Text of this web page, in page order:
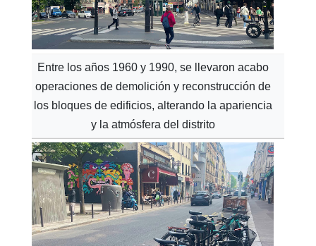
Entre los años 1960 y 1990, se llevaron acabo
operaciones de demolición y reconstrucción de
los bloques de edificios, alterando la apariencia
y la atmósfera del distrito